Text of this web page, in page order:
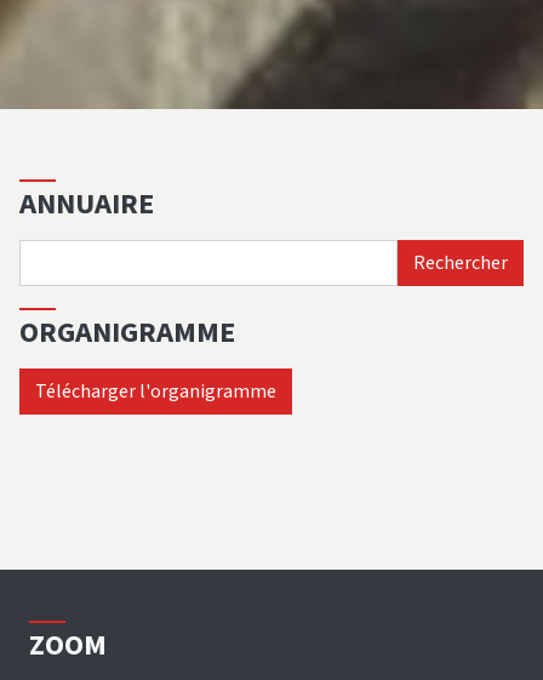
ANNUAIRE
Rechercher
ORGANIGRAMME
Télécharger l'organigramme
ZOOM